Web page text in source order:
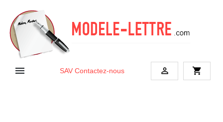
 SAV Contactez-nous  shopping_cart